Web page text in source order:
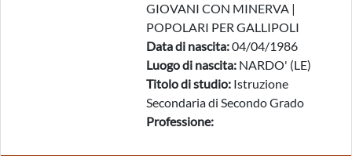
GIOVANI CON MINERVA |
POPOLARI PER GALLIPOLI
Data di nascita:04/04/1986
Luogo di nascita: NARDO' (LE)
Titolo di studio: Istruzione
Secondaria di Secondo Grado
Professione: